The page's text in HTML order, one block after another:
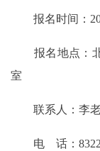
报名时间：
报名地点：北
室
联系人：李老
电 话：